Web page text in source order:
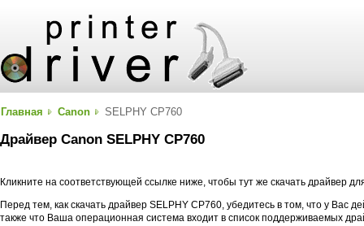
Главная Canon SELPHY CP760
Драйвер Canon SELPHY CP760
Кликните на соответствующей ссылке ниже, чтобы тут же скачать драйвер
Перед тем, как скачать драйвер SELPHY CP760, убедитесь в том, что у Вас
также что Ваша операционная система входит в список поддерживаемых